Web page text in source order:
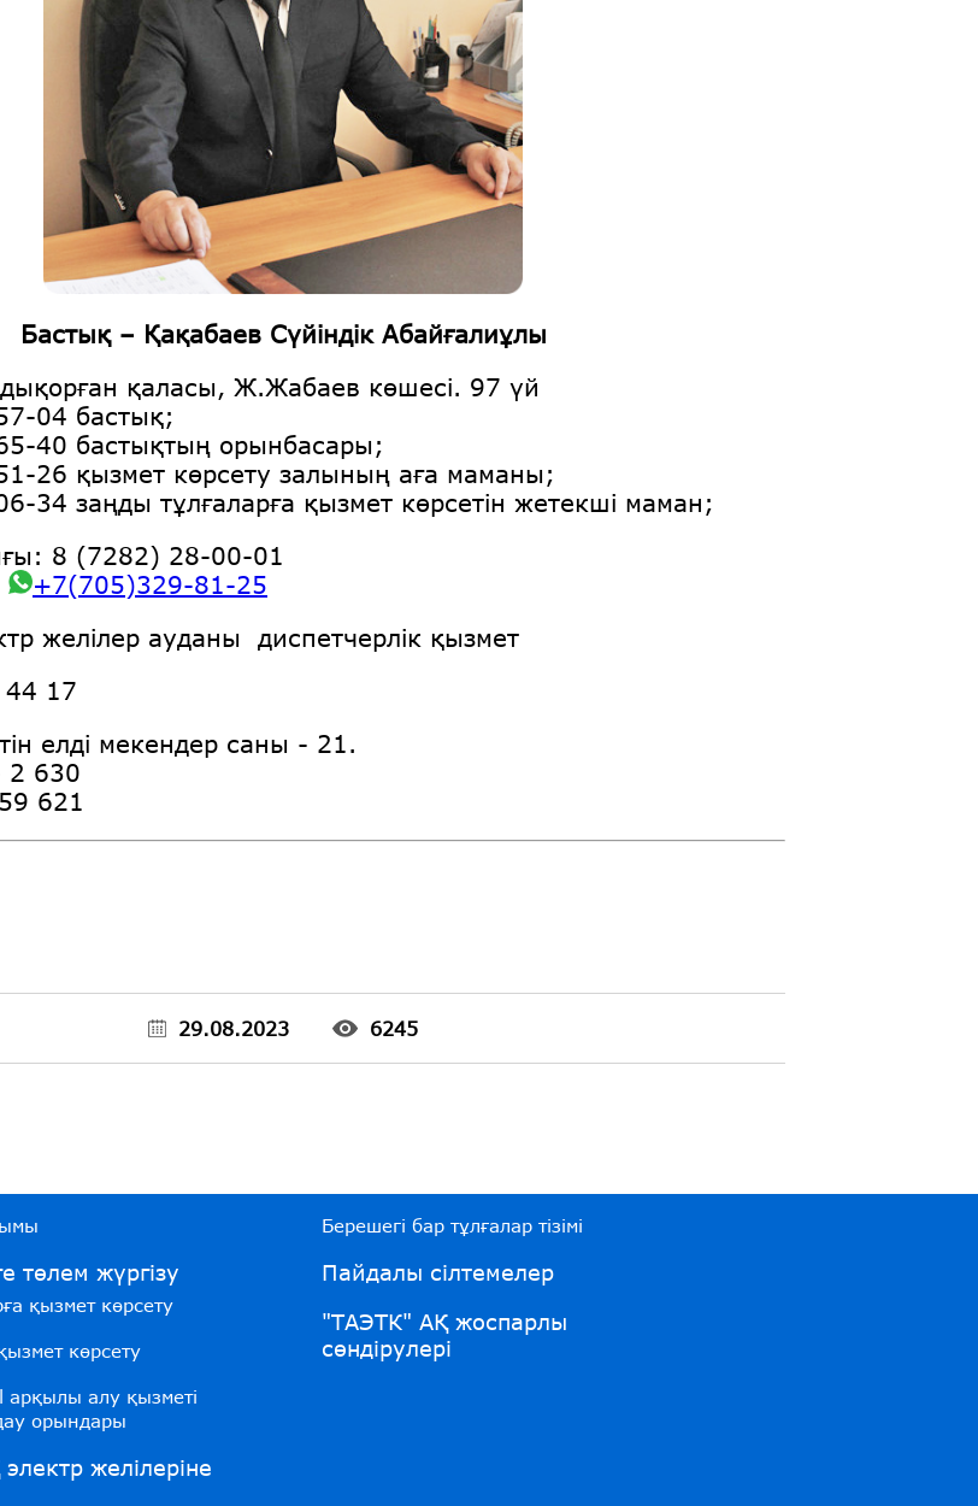
Бастық – Қақабаев Сүйіндік Абайғалиұлы
қаласы, Ж.Жабаев көшесі. 97 үй
04 бастық;
40 бастықтың орынбасары;
26 қызмет көрсету залының аға маманы;
34 заңды тұлғаларға қызмет көрсетін жетекші маман;
8 (7282) 28-00-01
+7(705)329-81-25
желілер ауданы диспетчерлік қызмет
17
елді мекендер саны - 21.
2 630
59 621
29.08.2023 6245
төлем жүргізу
қызмет көрсету
көрсету
алу қызметі
орындары
желілеріне
Берешегі бар тұлғалар тізімі
Пайдалы сілтемелер
"ТАЭТК" АҚ жоспарлы
сөндірулері